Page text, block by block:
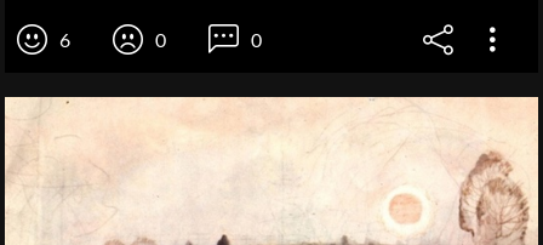
6 0 0